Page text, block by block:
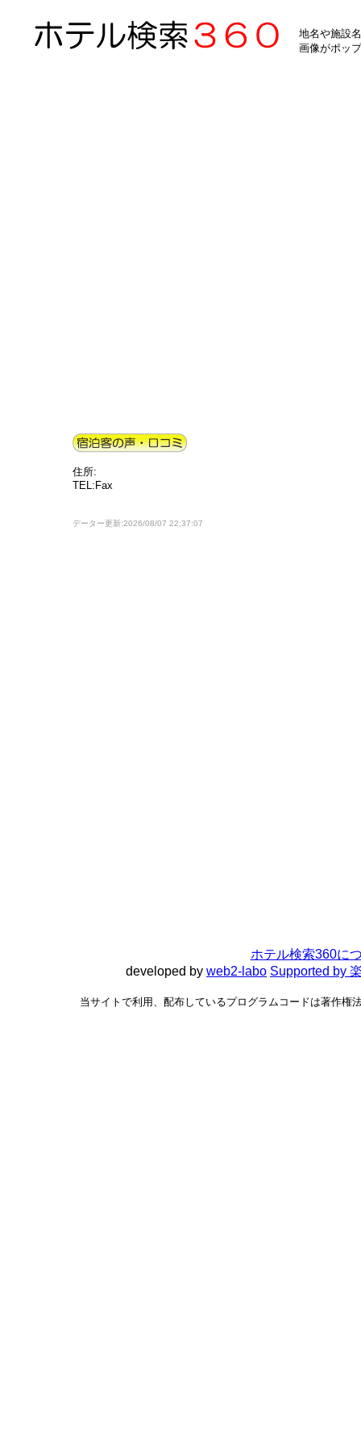
地名や施設
画像がポッ
住所:
TEL:Fax
データー更新:2026/08/07 22:37:07
ホテル検索360に
developed by web2-labo Supported by
当サイトで利用、配布しているプログラムコードは著作